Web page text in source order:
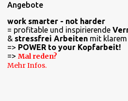
n
t
a
r
e
Angebote
work smarter - not harder
= profitable und inspirierende
& stressfrei Arbeiten mit klarem
=> POWER to your Kopfarbeit!
=> Mal reden?
Mehr Infos.